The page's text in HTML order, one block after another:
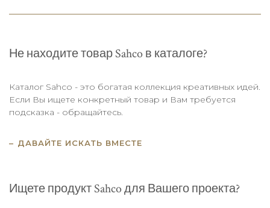
Не находите товар Sahco в каталоге?
Каталог Sahco - это богатая коллекция креативных идей.
Если Вы ищете конкретный товар и Вам требуется
подсказка - обращайтесь.
ДАВАЙТЕ ИСКАТЬ ВМЕСТЕ
Ищете продукт Sahco для Вашего проекта?